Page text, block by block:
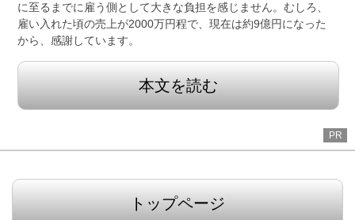
に至るまでに雇う側として大きな負担を感じません。むしろ、
雇い入れた頃の売上が2000万円程で、現在は約9億円になった
から、感謝しています。
本文を読む
PR
トップページ